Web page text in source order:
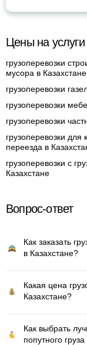
Цены на услуги
грузоперевозки
мусора в Казахстане
грузоперевозки
грузоперевозки
грузоперевозки
грузоперевозки для
переезда в
грузоперевозки с
Казахстане
Вопрос-ответ
Как заказать
в Казахстане?
Какая цена
Казахстане?
Как выбрать
попутного